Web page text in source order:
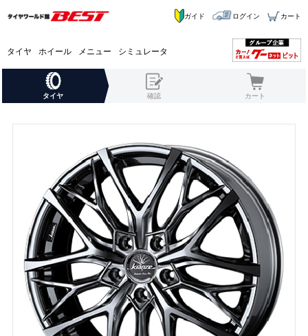
タイヤ ホイール メニュー シミュレータ
ガイド ログイン カート
タイヤ 確認 カート